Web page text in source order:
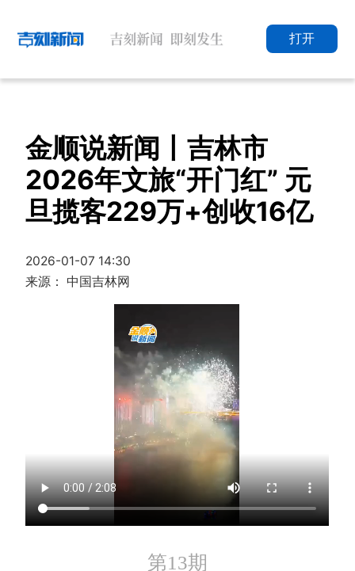
打开
金顺说新闻丨吉林市
2026年文旅“开门红” 元
旦揽客229万+创收16亿
2026-01-07 14:30
来源： 中国吉林网
第13期